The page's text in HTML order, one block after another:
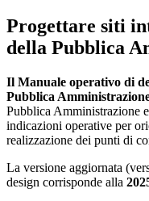
Progettare siti
della Pubblica
Il Manuale operativo di
Pubblica
Pubblica Amministrazione
indicazioni operative per
realizzazione dei punti di
La versione aggiornata
design corrisponde alla